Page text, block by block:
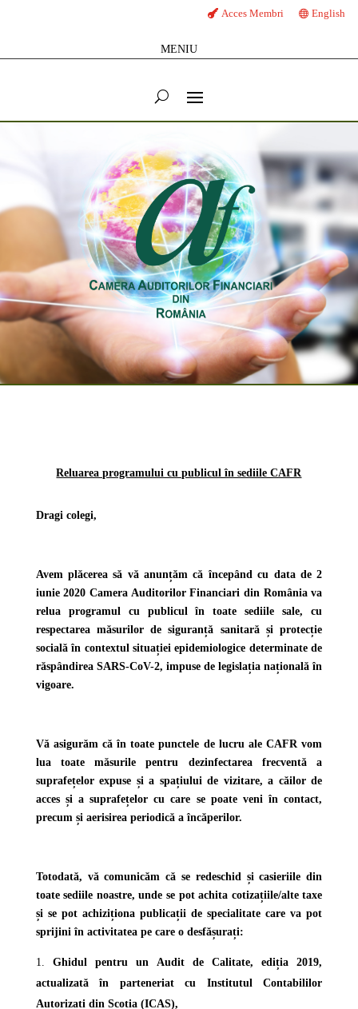
Acces Membri English
MENIU
Reluarea programului cu publicul în sediile CAFR
Dragi colegi,
Avem plăcerea să vă anunțăm că începând cu data de2
iunie 2020 Camera Auditorilor Financiari din România va
relua programul cu publicul în toate sediile sale, cu
respectarea măsurilor de siguranță sanitară și protecție
socială în contextul situației epidemiologice determinate de
răspândirea SARS-CoV-2, impuse de legislația națională în
vigoare.
Vă asigurăm că în toate punctele de lucru ale CAFR vom
lua toate măsurile pentru dezinfectarea frecventă a
suprafețelor expuse și a spațiului de vizitare, a căilor de
acces și a suprafețelor cu care se poate veni în contact,
precum și aerisirea periodică a încăperilor.
Totodată, vă comunicăm că se redeschid și casieriile din
toate sediile noastre, unde se pot achita cotizațiile/alte taxe
și se pot achiziționa publicații de specialitate care va pot
sprijini în activitatea pe care o desfășurați:
Ghidul pentru un Audit de Calitate, ediția 2019,
actualizată în parteneriat cu Institutul Contabililor
Autorizați din Scoția (ICAS),